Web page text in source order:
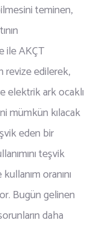
teminen,
ile AKÇT
revize edilerek,
elektrik ark ocaklı
mümkün kılacak
eden bir
teşvik
oranını
Bugün gelinen
daha